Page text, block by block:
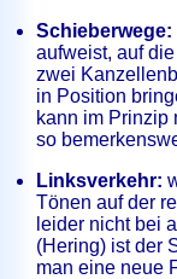
Schieberwege:
aufweist, auf
zwei
in Position
kann im Prinzip
so
Linksverkehr:
Tönen auf der
leider nicht bei
(Hering) ist der
man eine neue